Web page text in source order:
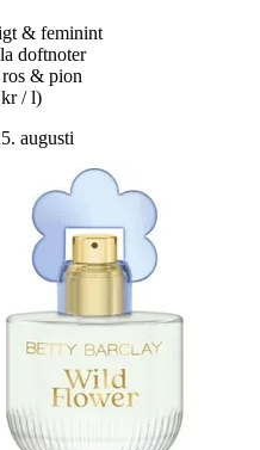
& feminint
doftnoter
ros & pion
/ l)
augusti